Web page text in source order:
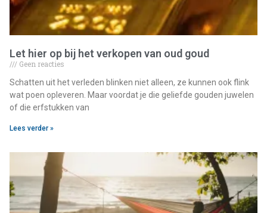
Let hier op bij het verkopen van oud goud
Geen reacties
Schatten uit het verleden blinken niet alleen, ze kunnen ook flink
wat poen opleveren. Maar voordat je die geliefde gouden juwelen
of die erfstukken van
Lees verder »